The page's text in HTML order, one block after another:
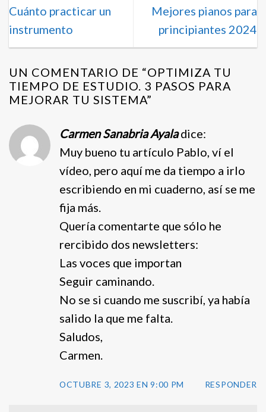
Cuánto practicar un
instrumento
Mejores pianos para
principiantes 2024
UN COMENTARIO DE “OPTIMIZA TU
TIEMPO DE ESTUDIO. 3 PASOS PARA
MEJORAR TU SISTEMA”
Carmen Sanabria Ayala dice:
Muy bueno tu artículo Pablo, ví el
vídeo, pero aquí me da tiempo a irlo
escribiendo en mi cuaderno, así se me
fija más.
Quería comentarte que sólo he
rercibido dos newsletters:
Las voces que importan
Seguir caminando.
No se si cuando me suscribí, ya había
salido la que me falta.
Saludos,
Carmen.
OCTUBRE 3, 2023 EN 9:00 PM RESPONDER